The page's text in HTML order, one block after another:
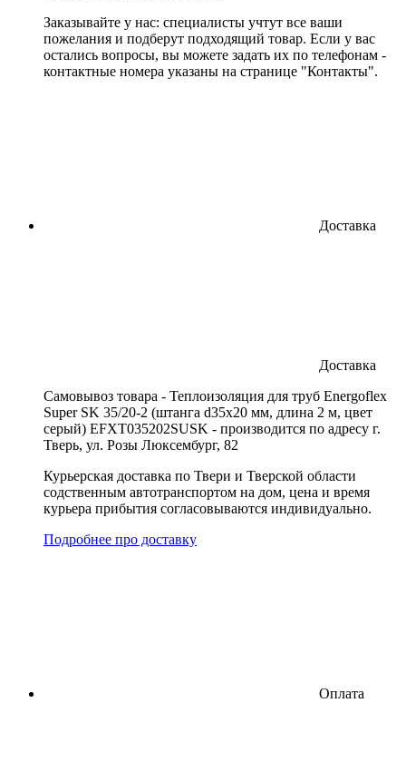
Заказывайте у нас: специалисты учтут все ваши
пожелания и подберут подходящий товар. Если у вас
остались вопросы, вы можете задать их по телефонам -
контактные номера указаны на странице "Контакты".
Доставка
Доставка
Cамовывоз товара - Теплоизоляция для труб Energoflex
Super SK 35/20-2 (штанга d35x20 мм, длина 2 м, цвет
серый) EFXT035202SUSK - производится по адресу г.
Тверь, ул. Розы Люксембург, 82
Курьерская доставка по Твери и Тверской области
содственным автотранспортом на дом, цена и время
курьера прибытия согласовываются индивидуально.
Подробнее про доставку
Оплата